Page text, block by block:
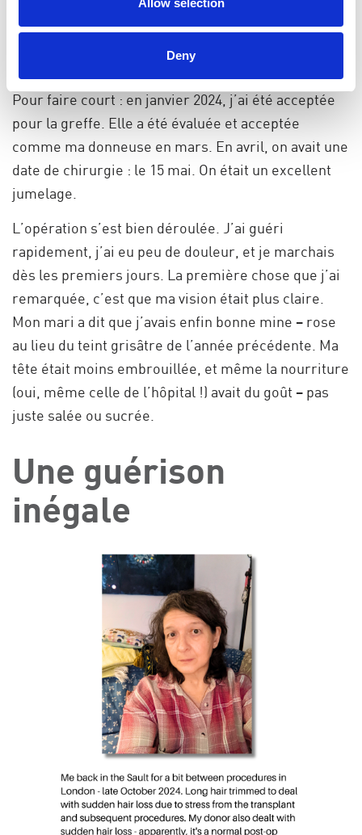
Deny
croyait aussi être de groupe sanguin O, comme moi
– un critère essentiel pour ma greffe.
Pour faire court : en janvier 2024, j’ai été acceptée
pour la greffe. Elle a été évaluée et acceptée
comme ma donneuse en mars. En avril, on avait une
date de chirurgie : le 15 mai. On était un excellent
jumelage.
L’opération s’est bien déroulée. J’ai guéri
rapidement, j’ai eu peu de douleur, et je marchais
dès les premiers jours. La première chose que j’ai
remarquée, c’est que ma vision était plus claire.
Mon mari a dit que j’avais enfin bonne mine – rose
au lieu du teint grisâtre de l’année précédente. Ma
tête était moins embrouillée, et même la nourriture
(oui, même celle de l’hôpital !) avait du goût – pas
juste salée ou sucrée.
Une guérison
inégale